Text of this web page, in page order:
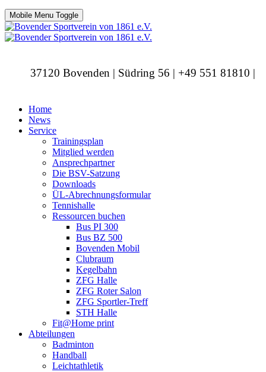
Mobile Menu Toggle
37120 Bovenden | Südring 56 | +49 551 81810 |
Home
News
Service
Trainingsplan
Mitglied werden
Ansprechpartner
Die BSV-Satzung
Downloads
ÜL-Abrechnungsformular
Tennishalle
Ressourcen buchen
Bus PI 300
Bus BZ 500
Bovenden Mobil
Clubraum
Kegelbahn
ZFG Halle
ZFG Roter Salon
ZFG Sportler-Treff
STH Halle
Fit@Home print
Abteilungen
Badminton
Handball
Leichtathletik